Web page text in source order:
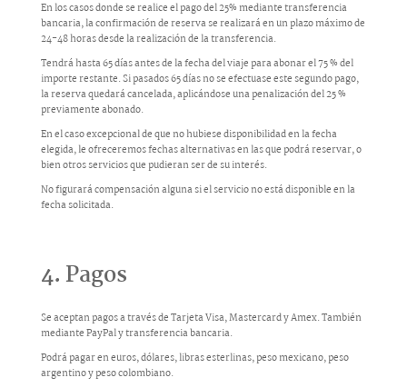
En los casos donde se realice el pago del 25% mediante transferencia
bancaria, la confirmación de reserva se realizará en un plazo máximo de
24-48 horas desde la realización de la transferencia.
Tendrá hasta 65 días antes de la fecha del viaje para abonar el 75 % del
importe restante. Si pasados 65 días no se efectuase este segundo pago,
la reserva quedará cancelada, aplicándose una penalización del 25 %
previamente abonado.
En el caso excepcional de que no hubiese disponibilidad en la fecha
elegida, le ofreceremos fechas alternativas en las que podrá reservar, o
bien otros servicios que pudieran ser de su interés.
No figurará compensación alguna si el servicio no está disponible en la
fecha solicitada.
4. Pagos
Se aceptan pagos a través de Tarjeta Visa, Mastercard y Amex. También
mediante PayPal y transferencia bancaria.
Podrá pagar en euros, dólares, libras esterlinas, peso mexicano, peso
argentino y peso colombiano.